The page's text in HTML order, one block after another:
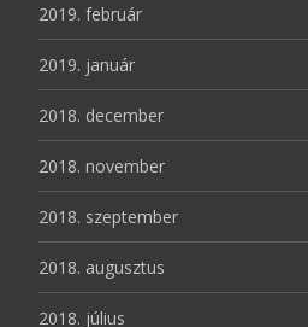
2019. február
2019. január
2018. december
2018. november
2018. szeptember
2018. augusztus
2018. július